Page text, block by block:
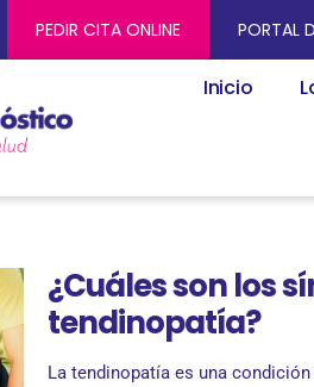
PEDIR CITA ONLINE PORTAL
Inicio
¿Cuáles son los
tendinopatía?
La tendinopatía es una